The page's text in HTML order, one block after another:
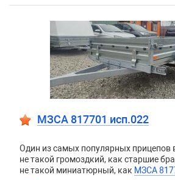
МЗСА 817701 исп.022
Один из самых популярных прицепов
не такой громоздкий, как старшие
не такой миниатюрный, как МЗСА